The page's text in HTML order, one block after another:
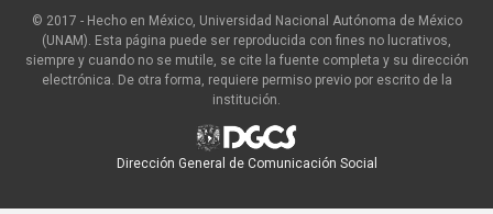
© 2017 - Hecho en México, Universidad Nacional Autónoma de México
(UNAM). Esta página puede ser reproducida con fines no lucrativos,
siempre y cuando no se mutile, se cite la fuente completa y su dirección
electrónica. De otra forma, requiere permiso previo por escrito de la
institución.
Dirección General de Comunicación Social